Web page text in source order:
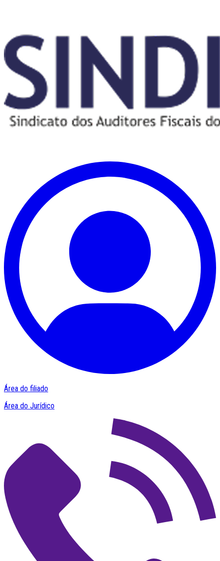
Área do filiado
Área do Jurídico